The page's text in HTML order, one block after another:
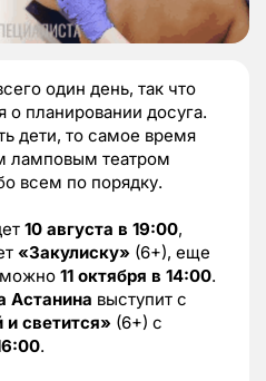
один день, так что
о планировании досуга.
дети, то самое время
ламповым театром
всем по порядку.
10 августа в 19:00,
«Закулиску» (6+), еще
можно 11 октября в 14:00.
Астанина выступит с
светится» (6+) с
.